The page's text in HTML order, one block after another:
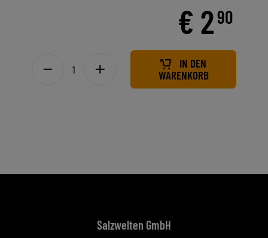
€ 290
WARENKORB
Salzwelten GmbH